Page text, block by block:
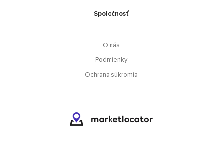
Spoločnosť
O nás
Podmienky
Ochrana súkromia